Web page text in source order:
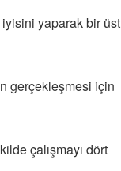
iyisini yaparak bir üst
gerçekleşmesi için
çalışmayı dört